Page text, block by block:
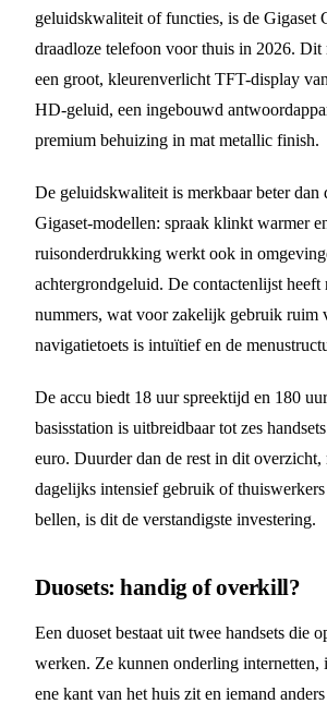
geluidskwaliteit of functies, is de Gigaset
draadloze telefoon voor thuis in 2026. Dit
een groot, kleurenverlicht TFT-display
HD-geluid, een ingebouwd
premium behuizing in mat metallic finish.
De geluidskwaliteit is merkbaar beter dan
Gigaset-modellen: spraak klinkt warmer
ruisonderdrukking werkt ook in
achtergrondgeluid. De contactenlijst
nummers, wat voor zakelijk gebruik ruim
navigatietoets is intuïtief en de
De accu biedt 18 uur spreektijd en 180
basisstation is uitbreidbaar tot zes
euro. Duurder dan de rest in dit overzicht,
dagelijks intensief gebruik of
bellen, is dit de verstandigste investering.
Duosets: handig of overkill?
Een duoset bestaat uit twee handsets die
werken. Ze kunnen onderling internetten,
ene kant van het huis zit en iemand